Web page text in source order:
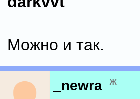
Можно и так.
_newra ж